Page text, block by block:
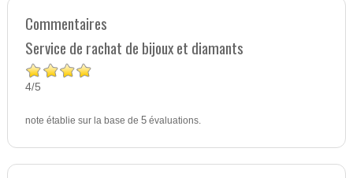
Commentaires
Service de rachat de bijoux et diamants
4/5
note établie sur la base de 5évaluations.